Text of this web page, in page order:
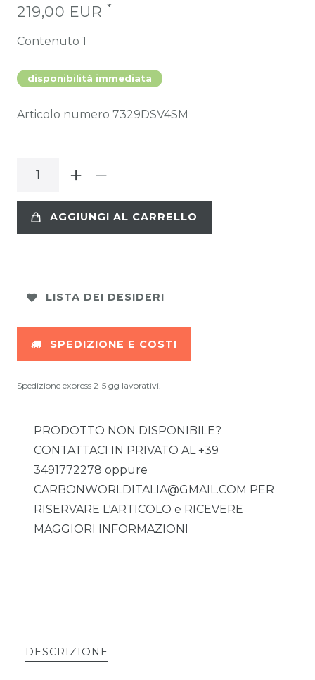
219,00 EUR *
Contenuto 1
disponibilità immediata
Articolo numero 7329DSV4SM
AGGIUNGI AL CARRELLO
LISTA DEI DESIDERI
SPEDIZIONE E COSTI
Spedizione express 2-5 gg lavorativi.
PRODOTTO NON DISPONIBILE?
CONTATTACI IN PRIVATO AL +39
3491772278 oppure
CARBONWORLDITALIA@GMAIL.COM PER
RISERVARE L'ARTICOLO e RICEVERE
MAGGIORI INFORMAZIONI
DESCRIZIONE